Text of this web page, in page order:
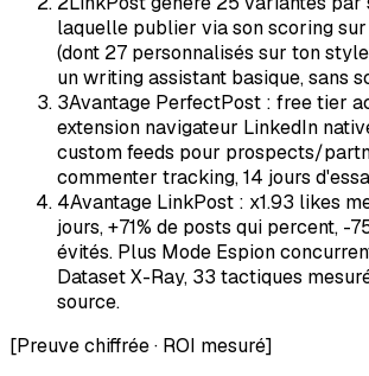
laquelle publier via son scoring
(dont 27 personnalisés sur ton
un writing assistant basique, sans
3Avantage PerfectPost : free tier
extension navigateur LinkedIn
custom feeds pour prospects/
commenter tracking, 14 jours
4Avantage LinkPost : x1.93 likes
jours, +71% de posts qui percent, -
évités. Plus Mode Espion
Dataset X-Ray, 33 tactiques
source.
[Preuve chiffrée · ROI mesuré]